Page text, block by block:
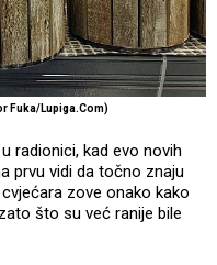
Fuka/Lupiga.Com)
radionici, kad evo novih
prvu vidi da točno znaju
zove onako kako
što su već ranije bile